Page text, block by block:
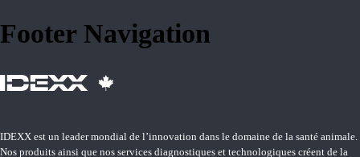
Footer Navigation
IDEXX est un leader mondial de l’innovation dans le domaine de la santé animale.
Nos produits ainsi que nos services diagnostiques et technologiques créent de la